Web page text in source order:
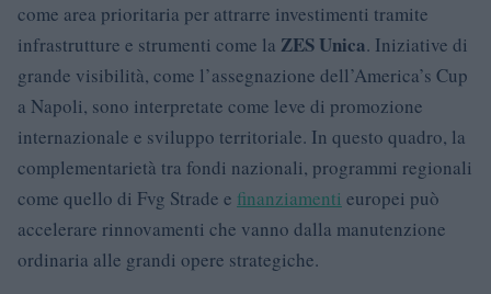
come area prioritaria per attrarre investimenti tramite
infrastrutture e strumenti come la ZES Unica. Iniziative di
grande visibilità, come l’assegnazione dell’America’s Cup
a Napoli, sono interpretate come leve di promozione
internazionale e sviluppo territoriale. In questo quadro, la
complementarietà tra fondi nazionali, programmi regionali
come quello di Fvg Strade e finanziamenti europei può
accelerare rinnovamenti che vanno dalla manutenzione
ordinaria alle grandi opere strategiche.